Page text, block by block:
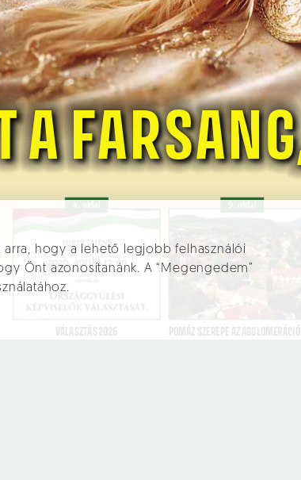
hogy a lehető legjobb felhasználói
Önt azonosítanánk. A “Megengedem”